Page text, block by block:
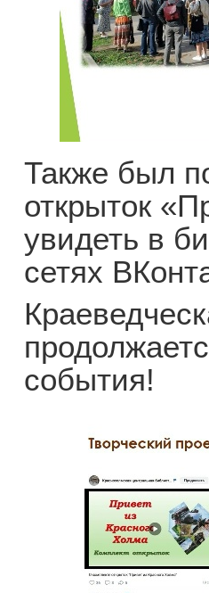
Также был
открыток
увидеть в
сетях
события!